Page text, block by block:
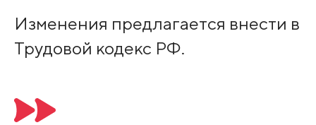
Изменения предлагается внести в
Трудовой кодекс РФ.